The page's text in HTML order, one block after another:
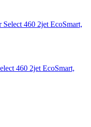
460 2jet EcoSmart,